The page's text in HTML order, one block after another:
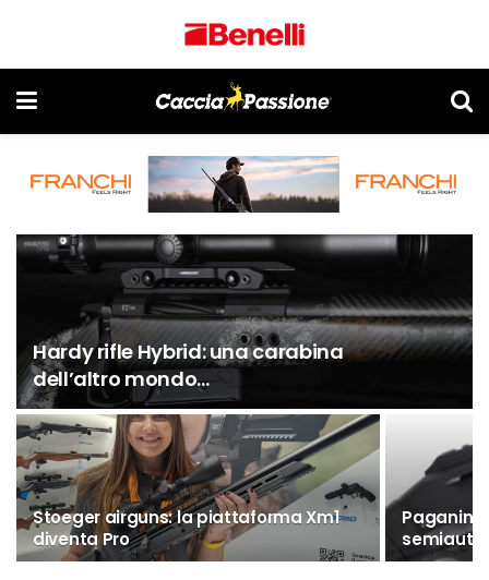
Hardy rifle Hybrid: una carabina
dell’altro mondo…
Stoeger airguns: la piattaforma Xm1
diventa Pro
Paganini: